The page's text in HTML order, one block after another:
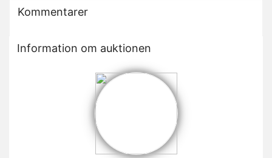
Kommentarer
Information om auktionen